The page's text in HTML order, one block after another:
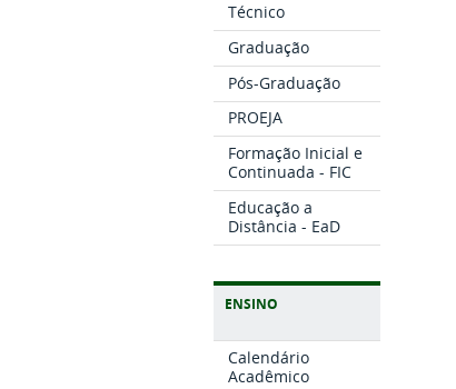
Técnico
Graduação
Pós-Graduação
PROEJA
Formação Inicial e
Continuada - FIC
Educação a
Distância - EaD
ENSINO
Calendário
Acadêmico